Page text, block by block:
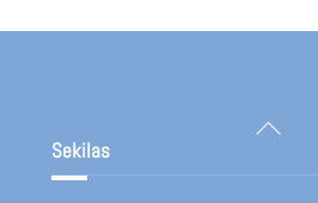
Back
Sekilas